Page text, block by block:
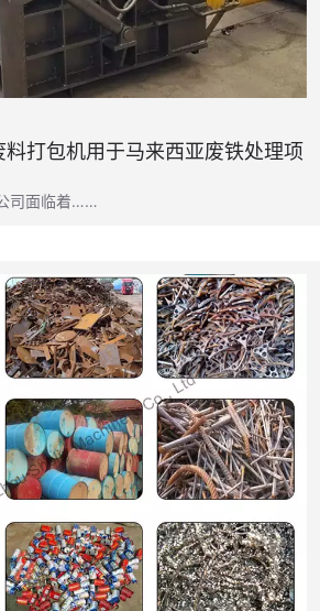
打包机用于马来西亚废铁处理项
司面临着……